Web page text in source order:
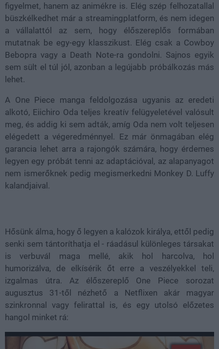
figyelmet, hanem az animékre is. Elég szép felhozatallal
büszkélkedhet már a streamingplatform, és nem idegen
a vállalattól az sem, hogy élőszereplős formában
mutatnak be egy-egy klasszikust. Elég csak a Cowboy
Bebopra vagy a Death Note-ra gondolni. Sajnos egyik
sem sült el túl jól, azonban a legújabb próbálkozás más
lehet.
A One Piece manga feldolgozása ugyanis az eredeti
alkotó, Eiichiro Oda teljes kreatív felügyeletével valósult
meg, és addig ki sem adták, amíg Oda nem volt teljesen
elégedett a végeredménnyel. Ez már önmagában elég
garancia lehet arra a rajongók számára, hogy érdemes
legyen egy próbát tenni az adaptációval, az alapanyagot
nem ismerőknek pedig megismerkedni Monkey D. Luffy
kalandjaival.
Hősünk álma, hogy ő legyen a kalózok királya, ettől pedig
senki sem tántoríthatja el - ráadásul különleges társakat
is verbuvál maga mellé, akik hol harcolva, hol
humorizálva, de elkísérik őt erre a veszélyekkel teli,
izgalmas útra. Az élőszereplő One Piece sorozat
augusztus 31-től nézhető a Netflixen akár magyar
szinkronnal vagy felirattal is, és egy utolsó előzetes
hangol minket rá: